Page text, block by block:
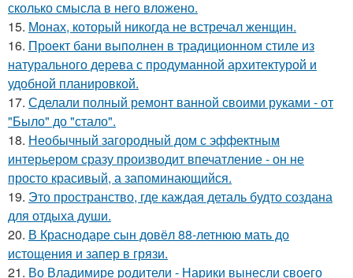
сколько смысла в него вложено.
15. Монах, который никогда не встречал женщин.
16. Проект бани выполнен в традиционном стиле из
натурального дерева с продуманной архитектурой и
удобной планировкой.
17. Сделали полный ремонт ванной своими руками - от
"Было" до "стало".
18. Необычный загородный дом с эффектным
интерьером сразу производит впечатление - он не
просто красивый, а запоминающийся.
19. Это пространство, где каждая деталь будто создана
для отдыха души.
20. В Краснодаре сын довёл 88-летнюю мать до
истощения и запер в грязи.
21. Во Владимире родители - Нарики вынесли своего